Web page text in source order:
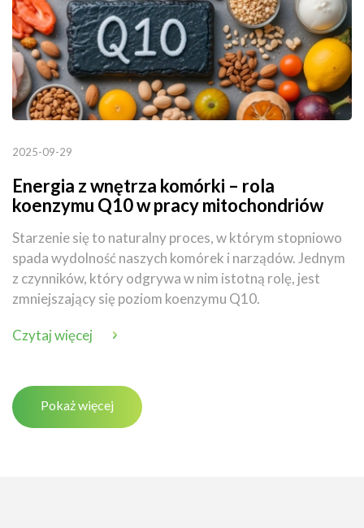
2025-09-29
Energia z wnętrza komórki – rola
koenzymu Q10 w pracy mitochondriów
Starzenie się to naturalny proces, w którym stopniowo
spada wydolność naszych komórek i narządów. Jednym
z czynników, który odgrywa w nim istotną rolę, jest
zmniejszający się poziom koenzymu Q10.
Czytaj więcej
Pokaż więcej